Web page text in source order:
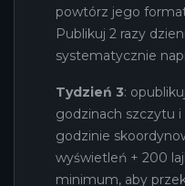
powtórz jego
Publikuj 2 razy
systematycznie
Tydzień 3:
godzinach szczytu
godzinie
wyświetleń + 200
minimum, aby